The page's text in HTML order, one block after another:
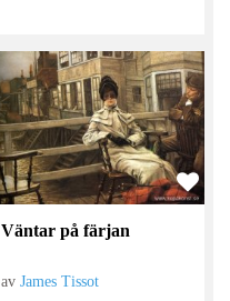
Väntar på färjan
avJames Tissot